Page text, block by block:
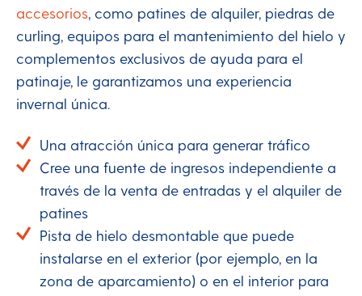
accesorios, como patines de alquiler, piedras de
curling, equipos para el mantenimiento del hielo y
complementos exclusivos de ayuda para el
patinaje, le garantizamos una experiencia
invernal única.
Una atracción única para generar tráfico
Cree una fuente de ingresos independiente a
través de la venta de entradas y el alquiler de
patines
Pista de hielo desmontable que puede
instalarse en el exterior (por ejemplo, en la
zona de aparcamiento) o en el interior para